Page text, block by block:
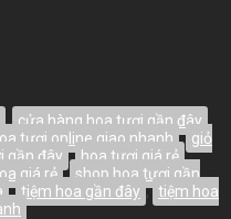
, cửa hàng hoa tươi gần đây ,
tươi online giao nhanh , giỏ
gần đây , hoa tươi giá rẻ ,
giá rẻ , shop hoa tươi gần
, tiệm hoa gần đây , tiệm hoa